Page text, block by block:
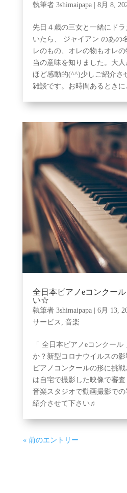
執筆者 3shimaipapa| 8月 8,
先日４歳の三女と一緒にド
いたら、 ジャイアン のあの
レのもの、オレの物もオレ
当の意味を知りました。大
ほど感動的(^^)少しご紹介
雑談です。お時間あるときに
全日本ピアノeコンクー
い☆
執筆者 3shimaipapa| 6月 13,
サービス , 音楽
「 全日本ピアノeコンクー
か？新型コロナウイルスの
ピアノコンクールの形に挑
は自宅で撮影した映像で審
音楽スタジオで動画撮影で
紹介させて下さい♬
« 前のエントリー